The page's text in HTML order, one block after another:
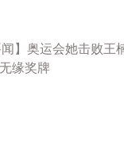
闻】奥运会她击败王
缘奖牌